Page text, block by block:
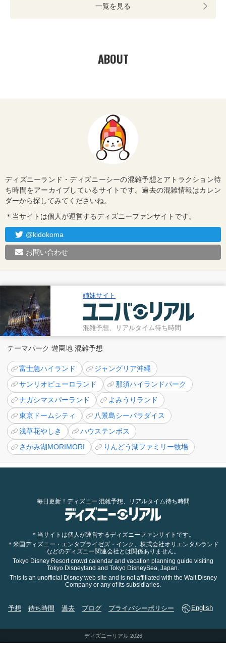
一覧を見る
ABOUT
ディズニーランド・ディズニーシーの混雑予想とアトラクション待
ち時間をアーカイブしているサイトです。過去の混雑情報はカレン
ダーから探してみてくださいね。
＊当サイトは個人が運営するディズニーファンサイトです。
@kidokoma
お問い合わせ
姉妹サイト
混雑予想、リアルタイム待ち時間
テーマパーク 遊園地 混雑予想
富士急ハイランド
ジャングリア沖縄
サンリオピューロランド
那須ハイランドパーク
ナガシマスパーランド
よみうりランド
東京ドームシティ
八景島シーパラダイス
浅草花やしき
ハウステンボス
さがみ湖MORIMORI
りんどう湖ファミリー牧場
毎日更新！ディズニー 混雑予想、リアルタイム待ち時間
＊当サイトは個人が運営するディズニーファンサイトです。
＊米国ディズニー・エンタプライゼズ・インク、株式会社オリエンタルランド
などのディズニー関連会社とは関係ありません。
Tokyo Disney Resort crowd calendar and vacation planning guide visiting
Tokyo Disneyland and Tokyo DisneySea, Japan.
This is an unofficial Disney web site and is not affiliated with the Walt Disney
Company or any of its subsidiaries.
予想 待ち時間 過去 ブログ プライバシーポリシー English
ディズニーリアル 2026